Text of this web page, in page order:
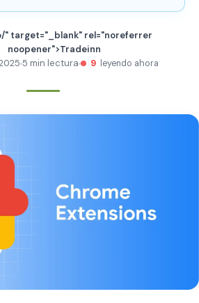
target="_blank" rel="noreferrer
noopener">Tradeinn
5 min lectura 9 leyendo ahora